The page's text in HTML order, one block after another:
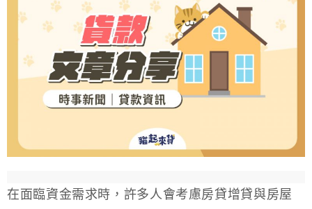
在面臨資金需求時，許多人會考慮房貸增貸與房屋